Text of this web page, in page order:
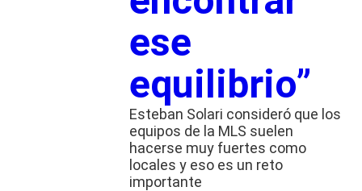
ese
equilibrio”
Esteban Solari consideró que los
equipos de la MLS suelen
hacerse muy fuertes como
locales y eso es un reto
importante